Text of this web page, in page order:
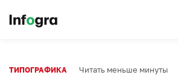
ТИПОГРАФИКА Читать меньше минуты